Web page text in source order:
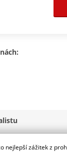
nejlepší zážitek z